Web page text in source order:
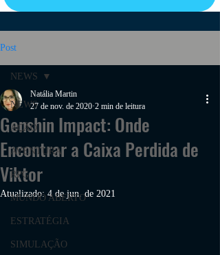
Post
NEWS
AÇÃO
AVENTURA
RPG
MUNDO ABERTO
ESTRATÉGIA
SIMULAÇÃO
NEWS
Genshin Impact: Onde
Encontrar a Caixa Perdida de
Viktor
Natália Martin
27 de nov. de 2020 2 min de leitura
Atualizado: 4 de jun. de 2021